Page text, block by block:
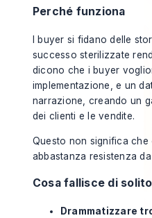
Perché funziona
I buyer si fidano delle
successo sterilizzate
dicono che i buyer
implementazione, e un
narrazione, creando un
dei clienti e le vendite.
Questo non significa
abbastanza resistenza
Cosa fallisce di solito
Drammatizzare